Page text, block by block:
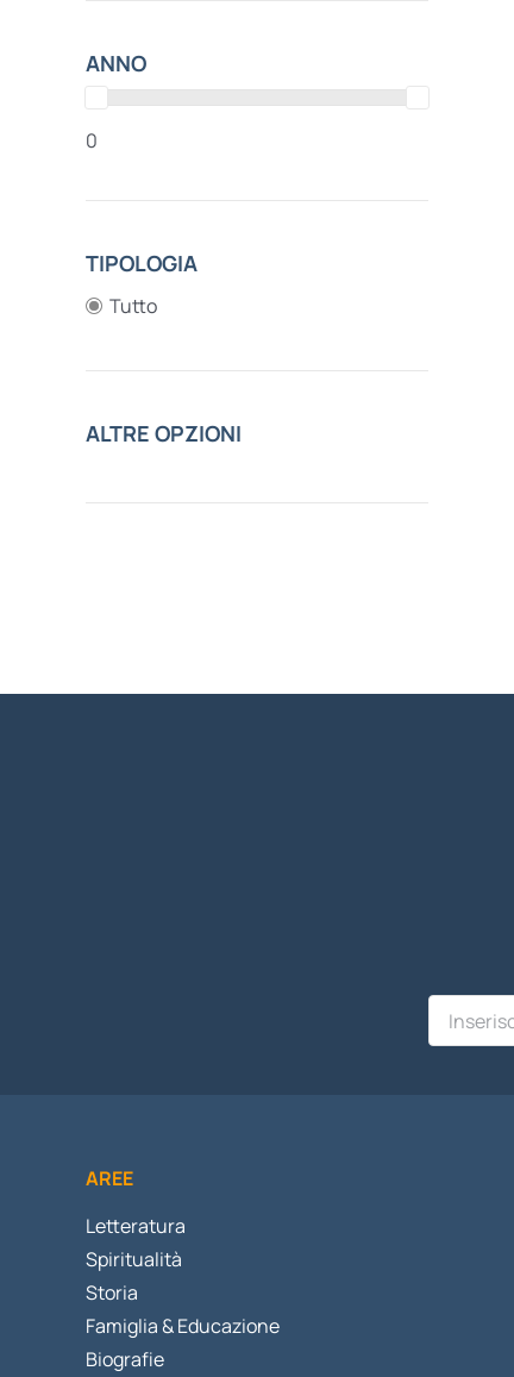
ANNO
0
TIPOLOGIA
Tutto
ALTRE OPZIONI
AREE
Letteratura
Spiritualità
Storia
Famiglia & Educazione
Biografie